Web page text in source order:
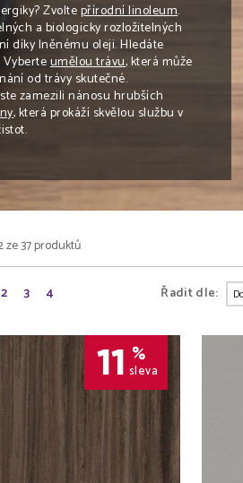
Zvoltepřírodní linoleum.
a biologicky rozložitelných
díky lněnému oleji. Hledáte
umělou trávu, která může
od trávy skutečné.
zamezili nánosu hrubších
, která prokáží skvělou službu v
ze 37 produktů
2 3 4 Řadit dle:
11 %
sleva